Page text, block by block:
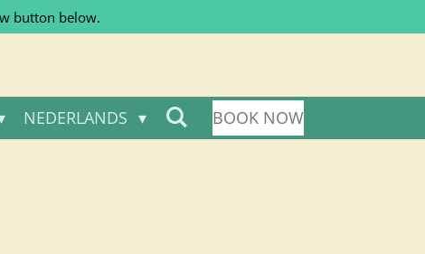
button below.
NEDERLANDS BOOK NOW